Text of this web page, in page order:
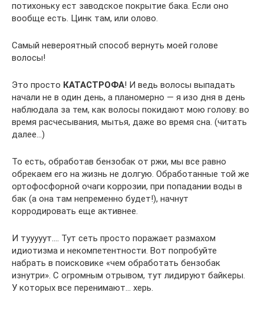
потихоньку ест заводское покрытие бака. Если оно
вообще есть. Цинк там, или олово.
Самый невероятный способ вернуть моей голове
волосы!
Это просто КАТАСТРОФА! И ведь волосы выпадать
начали не в один день, а планомерно — я изо дня в день
наблюдала за тем, как волосы покидают мою голову: во
время расчесывания, мытья, даже во время сна. (читать
далее…)
То есть, обработав бензобак от ржи, мы все равно
обрекаем его на жизнь не долгую. Обработанные той же
ортофосфорной очаги коррозии, при попадании воды в
бак (а она там непременно будет!), начнут
корродировать еще активнее.
И тууууут…. Тут сеть просто поражает размахом
идиотизма и некомпетентности. Вот попробуйте
набрать в поисковике «чем обработать бензобак
изнутри». С огромным отрывом, тут лидируют байкеры.
У которых все перенимают… херь.